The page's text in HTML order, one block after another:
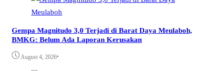
Gempa Magnitudo 3,0 Terjadi di Barat Daya Meulaboh,
BMKG: Belum Ada Laporan Kerusakan
August 4, 2026•